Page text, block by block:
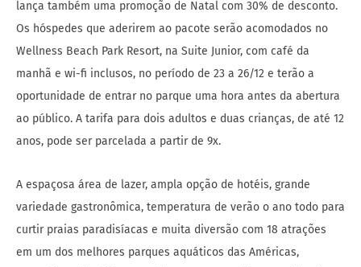
lança também uma promoção de Natal com 30% de desconto.
Os hóspedes que aderirem ao pacote serão acomodados no
Wellness Beach Park Resort, na Suite Junior, com café da
manhã e wi-fi inclusos, no período de 23 a 26/12 e terão a
oportunidade de entrar no parque uma hora antes da abertura
ao público. A tarifa para dois adultos e duas crianças, de até 12
anos, pode ser parcelada a partir de 9x.
A espaçosa área de lazer, ampla opção de hotéis, grande
variedade gastronômica, temperatura de verão o ano todo para
curtir praias paradisíacas e muita diversão com 18 atrações
em um dos melhores parques aquáticos das Américas,